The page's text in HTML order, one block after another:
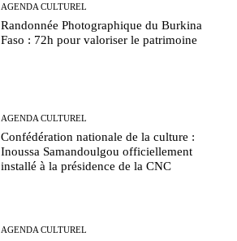
AGENDA CULTUREL
Randonnée Photographique du Burkina
Faso : 72h pour valoriser le patrimoine
AGENDA CULTUREL
Confédération nationale de la culture :
Inoussa Samandoulgou officiellement
installé à la présidence de la CNC
AGENDA CULTUREL